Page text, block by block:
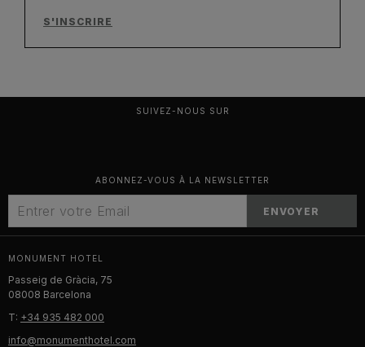
S'INSCRIRE
SUIVEZ-NOUS SUR
ABONNEZ-VOUS À LA NEWSLETTER
ENVOYER
MONUMENT HOTEL
Passeig de Gràcia, 75
08008 Barcelona
T: +34 935 482 000
info@monumenthotel.com